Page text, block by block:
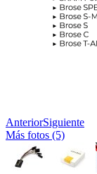
AnteriorSiguiente
Más fotos (5)